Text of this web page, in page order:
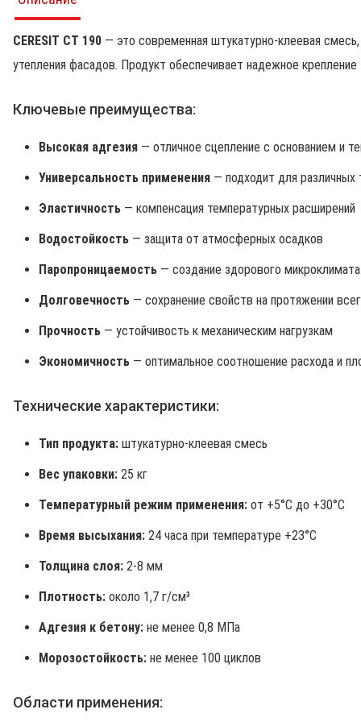
CERESIT CT 190 — это современная штукатурно-клеевая
утепления фасадов. Продукт обеспечивает надежное
Ключевые преимущества:
Высокая адгезия — отличное сцепление с основанием и
Универсальность применения — подходит для различных
Эластичность — компенсация температурных расширений
Водостойкость — защита от атмосферных осадков
Паропроницаемость — создание здорового микроклимата
Долговечность — сохранение свойств на протяжении
Прочность — устойчивость к механическим нагрузкам
Экономичность — оптимальное соотношение расхода и
Технические характеристики:
Тип продукта: штукатурно-клеевая смесь
Вес упаковки: 25 кг
Температурный режим применения: от +5°C до +30°C
Время высыхания: 24 часа при температуре +23°C
Толщина слоя: 2-8 мм
Плотность: около 1,7 г/см³
Адгезия к бетону: не менее 0,8 МПа
Морозостойкость: не менее 100 циклов
Области применения: